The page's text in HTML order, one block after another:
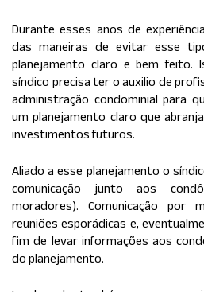
Durante esses anos de
das maneiras de evitar esse
planejamento claro e bem feito.
síndico precisa ter o auxilio de
administração condominial para
um planejamento claro que
investimentos futuros.
Aliado a esse planejamento o
comunicação junto aos
moradores). Comunicação por
reuniões esporádicas e,
fim de levar informações aos
do planejamento.